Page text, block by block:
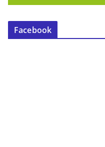
Facebook